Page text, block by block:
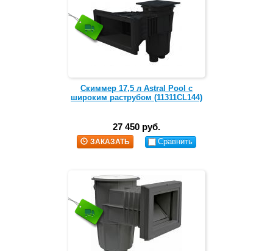
Скиммер 17,5 л Astral Pool с
широким раструбом (11311CL144)
27 450 руб.
ЗАКАЗАТЬ Сравнить